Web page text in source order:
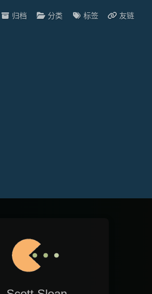
归档 分类 标签 友链